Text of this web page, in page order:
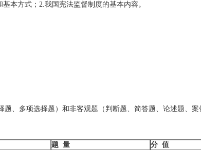
方式；2.我国宪法监督制度的基本内容。
多项选择题）和非客观题（判断题、简答题、论述题、案
题 量 分 值